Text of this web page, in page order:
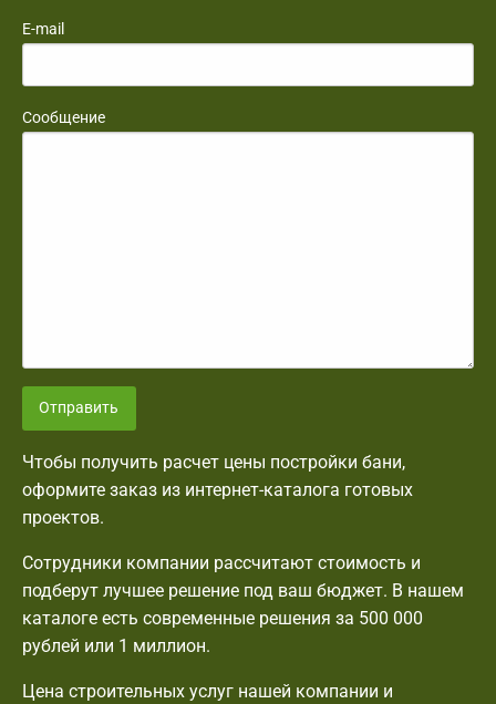
E-mail
Сообщение
Отправить
Чтобы получить расчет цены постройки бани,
оформите заказ из интернет-каталога готовых
проектов.
Сотрудники компании рассчитают стоимость и
подберут лучшее решение под ваш бюджет. В нашем
каталоге есть современные решения за 500 000
рублей или 1 миллион.
Цена строительных услуг нашей компании и